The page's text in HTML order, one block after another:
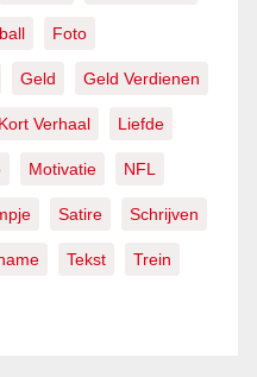
Foto
Geld Geld Verdienen
Kort Verhaal Liefde
Motivatie NFL
Satire Schrijven
Tekst Trein